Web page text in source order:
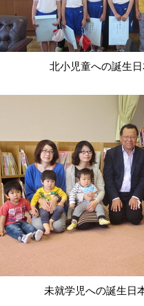
北小児童への誕生
未就学児への誕生日